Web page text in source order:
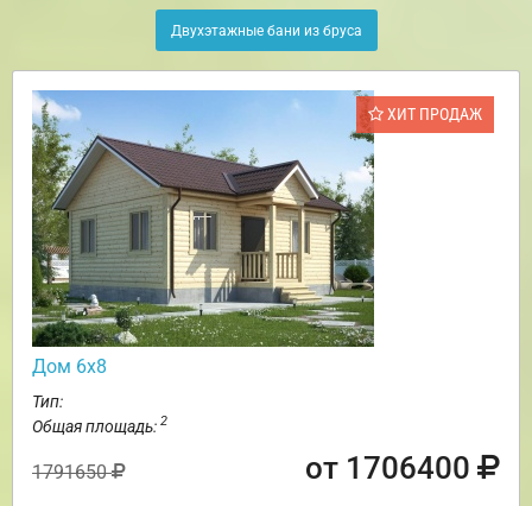
Двухэтажные бани из бруса
ХИТ ПРОДАЖ
Дом 6х8
Тип:
Общая площадь: 2
1791650 от 1706400